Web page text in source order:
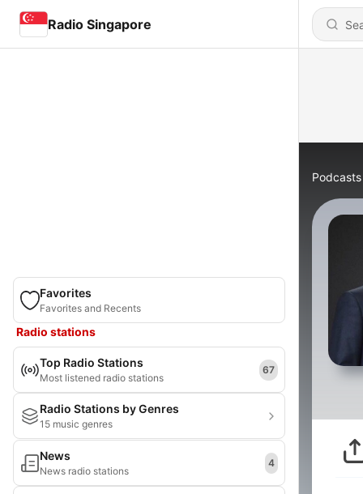
Radio Singapore
Favorites
Favorites and Recents
Radio stations
Top Radio Stations
Most listened radio stations
67
Radio Stations by Genres
15 music genres
News
News radio stations
4
Podcasts